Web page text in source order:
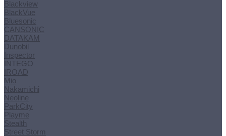
Blackview
BlackVue
Bluesonic
CANSONIC
DATAKAM
Dunobil
Inspector
INTEGO
IROAD
Mio
Nakamichi
Neoline
ParkCity
Playme
Stealth
Street Storm